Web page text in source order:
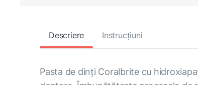
Descriere Instrucțiuni
Pasta de dinți Coralbrite cu